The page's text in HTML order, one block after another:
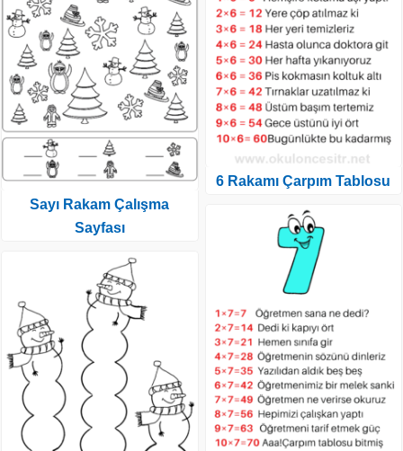
Sayı Rakam Çalışma
Sayfası
6 Rakamı Çarpım Tablosu